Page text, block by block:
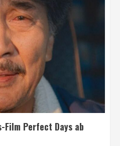
Film Perfect Days ab